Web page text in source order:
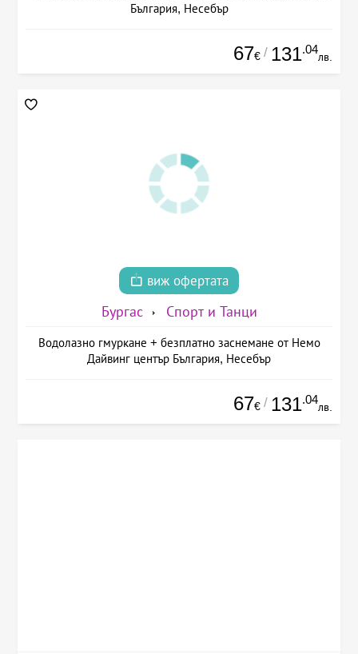
България, Несебър
67€ / 131.04
лв.
виж офертата
Бургас Спорт и Танци
Водолазно гмуркане + безплатно заснемане от Немо
Дайвинг център България, Несебър
67€ / 131.04
лв.